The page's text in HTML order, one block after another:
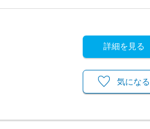
詳細を見る
気になる